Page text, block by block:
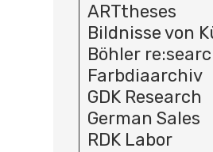
ARTtheses
Bildnisse von
Böhler
Farbdiaarchiv
GDK Research
German Sales
RDK Labor